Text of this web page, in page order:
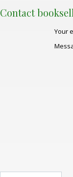
Contact
Your